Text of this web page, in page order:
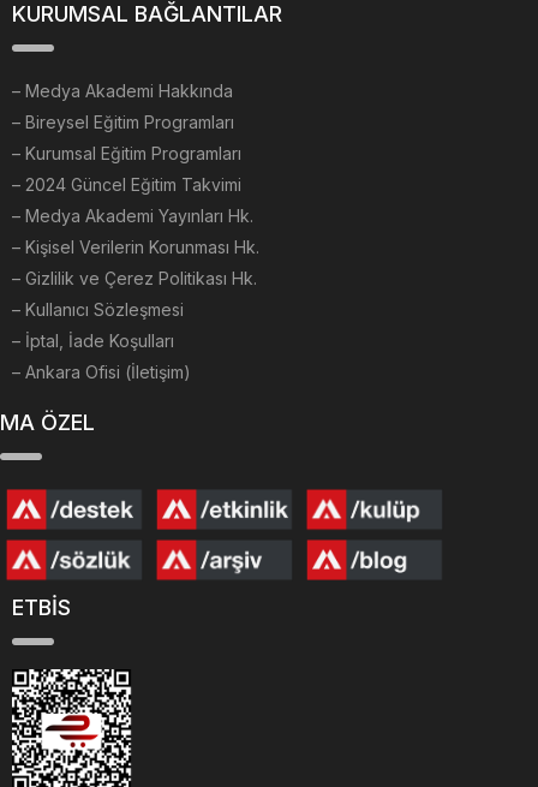
KURUMSAL BAĞLANTILAR
– Medya Akademi Hakkında
– Bireysel Eğitim Programları
– Kurumsal Eğitim Programları
– 2024 Güncel Eğitim Takvimi
– Medya Akademi Yayınları Hk.
– Kişisel Verilerin Korunması Hk.
– Gizlilik ve Çerez Politikası Hk.
– Kullanıcı Sözleşmesi
– İptal, İade Koşulları
– Ankara Ofisi (İletişim)
MA ÖZEL
ETBİS